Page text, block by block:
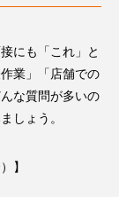
ていますので、
たいと考えてい
すので、フルタ
にも「これ」と
業」「店舗での
な質問が多いの
しょう。
】